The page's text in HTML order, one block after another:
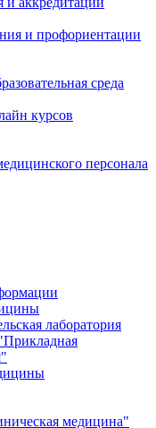
и профориентации
среда
курсов
персонала
лаборатория
медицина"